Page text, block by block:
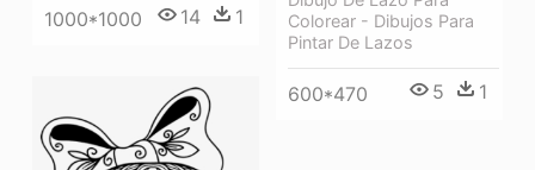
1000*1000 14 1
Colorear - Dibujos Para
Pintar De Lazos
600*470 5 1